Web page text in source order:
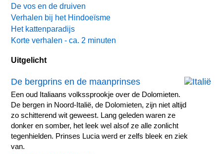
De vos en de druiven
Verhalen bij het Hindoeïsme
Het kattenparadijs
Korte verhalen - ca. 2 minuten
Uitgelicht
De bergprins en de maanprinses
Een oud Italiaans volkssprookje over de Dolomieten.
De bergen in Noord-Italië, de Dolomieten, zijn niet altijd
zo schitterend wit geweest. Lang geleden waren ze
donker en somber, het leek wel alsof ze alle zonlicht
tegenhielden. Prinses Lucia werd er zelfs bleek en ziek
van.